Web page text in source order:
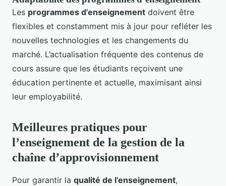
Les programmes d’enseignement doivent être
flexibles et constamment mis à jour pour refléter les
nouvelles technologies et les changements du
marché. L’actualisation fréquente des contenus de
cours assure que les étudiants reçoivent une
éducation pertinente et actuelle, maximisant ainsi
leur employabilité.
Meilleures pratiques pour
l’enseignement de la gestion de la
chaîne d’approvisionnement
Pour garantir la qualité de l’enseignement,